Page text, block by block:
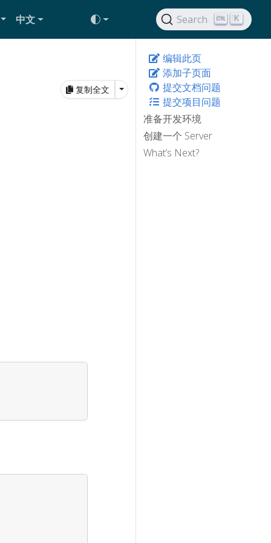
中文 Search K
编辑此页
添加子页面
提交文档问题
提交项目问题
准备开发环境
创建一个 Server
What’s Next?
复制全文 Toggle Dropdown